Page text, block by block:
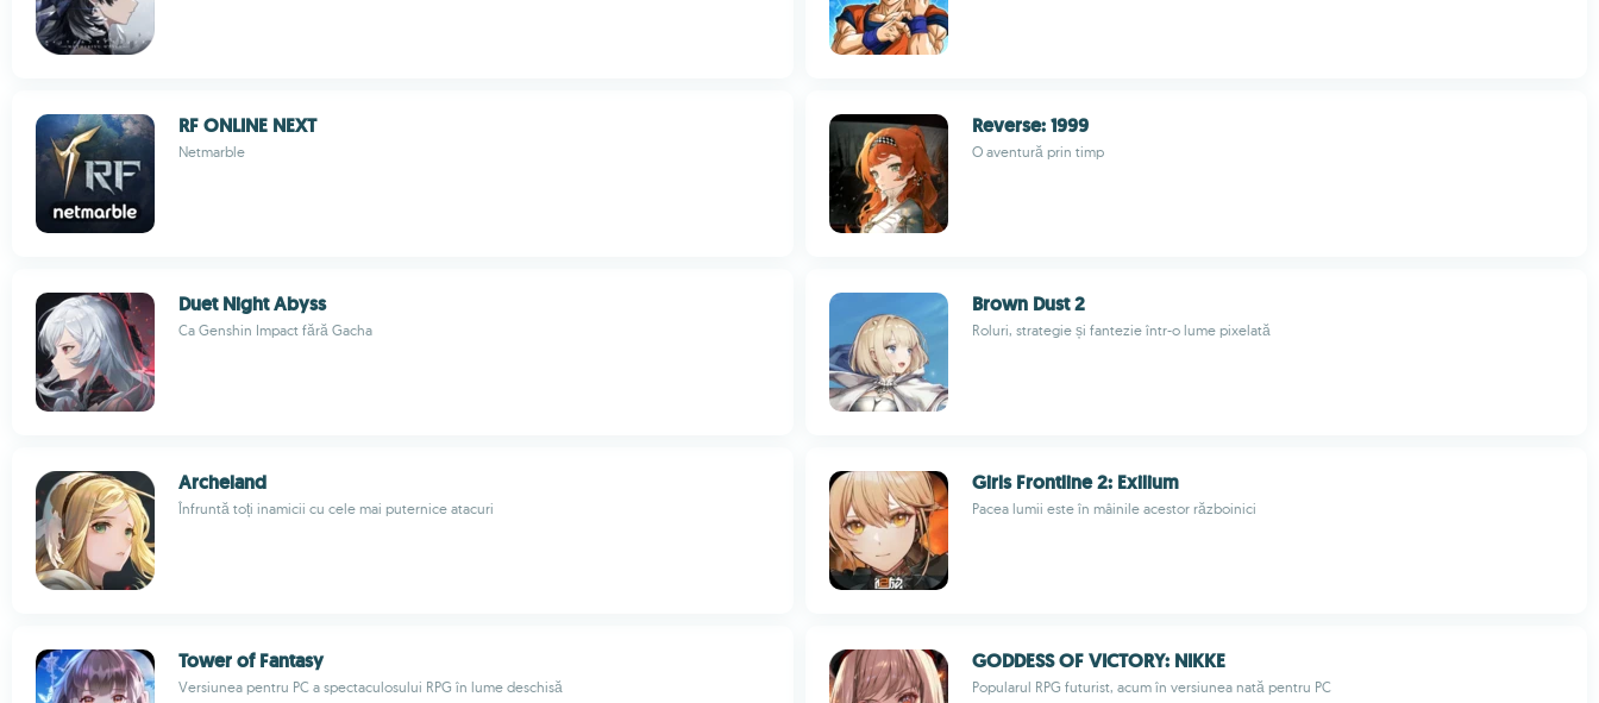
RF ONLINE NEXT
Netmarble
Reverse: 1999
O aventură prin timp
Duet Night Abyss
Ca Genshin Impact fără Gacha
Brown Dust 2
Roluri, strategie și fantezie într-o lume pixelată
Archeland
Înfruntă toți inamicii cu cele mai puternice atacuri
Girls Frontline 2: Exilium
Pacea lumii este în mâinile acestor războinici
Tower of Fantasy
Versiunea pentru PC a spectaculosului RPG în lume deschisă
GODDESS OF VICTORY: NIKKE
Popularul RPG futurist, acum în versiunea nată pentru PC